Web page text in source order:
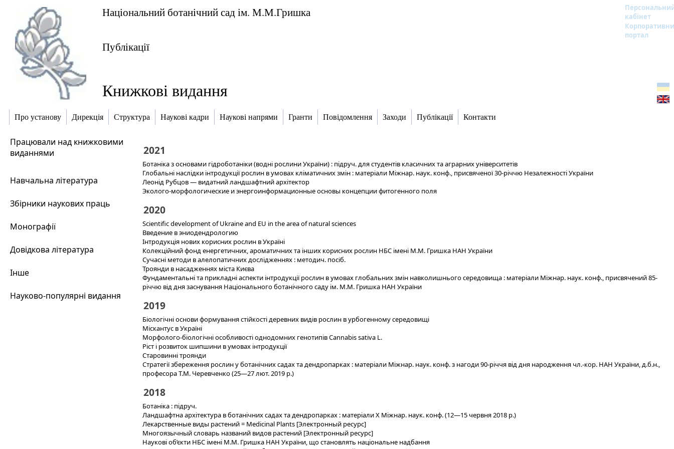
Національний ботанічний сад ім. М.М.Гришка
кабінет
портал
Публікації
Книжкові видання
Про установу Дирекція Структура Наукові кадри Наукові напрями Гранти Повідомлення Заходи Публікації Контакти
Працювали над книжковими
виданнями
Навчальна література
Збірники наукових праць
Монографії
Довідкова література
Інше
Науково-популярні видання
2021
Ботаніка з основами гідроботаніки (водні рослини України) : підруч. для студентів класичних та аграрних університетів
Глобальні наслідки інтродукції рослин в умовах кліматичних змін : матеріали Міжнар. наук. конф., присвяченої 30-річчю Незалежності України
Леонід Рубцов — видатний ландшафтний архітектор
Эколого-морфологические и энергоинформационные основы концепции фитогенного поля
2020
Scientific development of Ukraine and EU in the area of natural sciences
Введение в эниодендрологию
Інтродукція нових корисних рослин в Україні
Колекційний фонд енергетичних, ароматичних та інших корисних рослин НБС імені М.М. Гришка НАН України
Сучасні методи в алелопатичних дослідженнях : методич. посіб.
Троянди в насадженнях міста Києва
Фундаментальні та прикладні аспекти інтродукції рослин в умовах глобальних змін навколишнього середовища : матеріали Міжнар. наук. конф., присвячений 85-
річчю від дня заснування Національного ботанічного саду ім. М.М. Гришка НАН України
2019
Біологічні основи формування стійкості деревних видів рослин в урбогенному середовищі
Міскантус в Україні
Морфолого-біологічні особливості однодомних генотипів Саnnabis sativa L.
Ріст і розвиток шипшини в умовах інтродукції
Старовинні троянди
Стратегії збереження рослин у ботанічних садах та дендропарках : матеріали Міжнар. наук. конф. з нагоди 90-річчя від дня народження чл.-кор. НАН України, д.б.н.,
професора Т.М. Черевченко (25—27 лют. 2019 р.)
2018
Ботаніка : підруч.
Ландшафтна архітектура в ботанічних садах та дендропарках : матеріали Х Міжнар. наук. конф. (12—15 червня 2018 р.)
Лекарственные виды растений = Medicinal Plants [Электронный ресурс]
Многоязычный словарь названий видов растений [Электронный ресурс]
Наукові об’єкти НБС імені М.М. Гришка НАН України, що становлять національне надбання